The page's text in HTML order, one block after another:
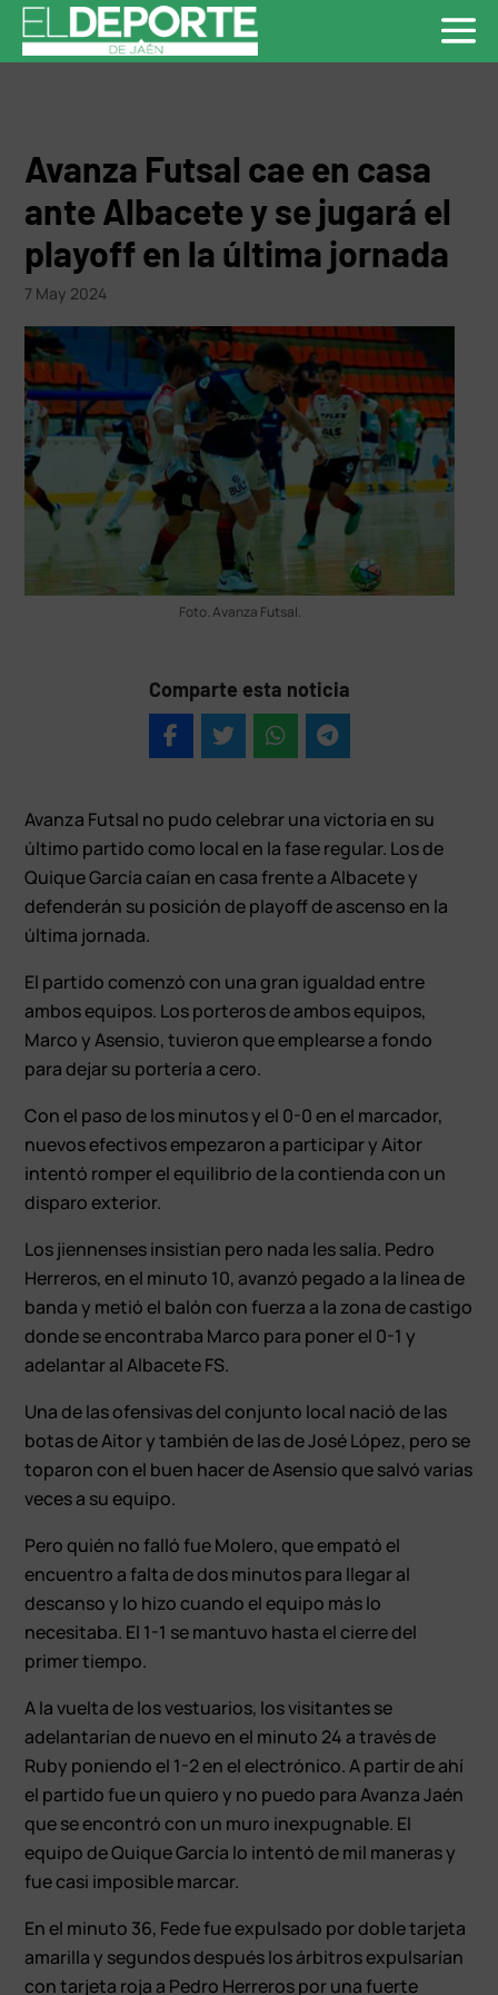
Avanza Futsal cae en casa
ante Albacete y se jugará el
playoff en la última jornada
7 May 2024
Foto. Avanza Futsal.
Comparte esta noticia
Avanza Futsal no pudo celebrar una victoria en su
último partido como local en la fase regular. Los de
Quique García caían en casa frente a Albacete y
defenderán su posición de playoff de ascenso en la
última jornada.
El partido comenzó con una gran igualdad entre
ambos equipos. Los porteros de ambos equipos,
Marco y Asensio, tuvieron que emplearse a fondo
para dejar su portería a cero.
Con el paso de los minutos y el 0-0 en el marcador,
nuevos efectivos empezaron a participar y Aitor
intentó romper el equilibrio de la contienda con un
disparo exterior.
Los jiennenses insistían pero nada les salía. Pedro
Herreros, en el minuto 10, avanzó pegado a la línea de
banda y metió el balón con fuerza a la zona de castigo
donde se encontraba Marco para poner el 0-1 y
adelantar al Albacete FS.
Una de las ofensivas del conjunto local nació de las
botas de Aitor y también de las de José López, pero se
toparon con el buen hacer de Asensio que salvó varias
veces a su equipo.
Pero quién no falló fue Molero, que empató el
encuentro a falta de dos minutos para llegar al
descanso y lo hizo cuando el equipo más lo
necesitaba. El 1-1 se mantuvo hasta el cierre del
primer tiempo.
A la vuelta de los vestuarios, los visitantes se
adelantarían de nuevo en el minuto 24 a través de
Ruby poniendo el 1-2 en el electrónico. A partir de ahí
el partido fue un quiero y no puedo para Avanza Jaén
que se encontró con un muro inexpugnable. El
equipo de Quique García lo intentó de mil maneras y
fue casi imposible marcar.
En el minuto 36, Fede fue expulsado por doble tarjeta
amarilla y segundos después los árbitros expulsarían
con tarjeta roja a Pedro Herreros por una fuerte